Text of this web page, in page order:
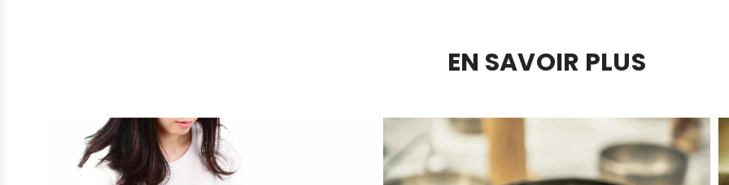
EN SAVOIR PLUS